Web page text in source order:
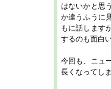
はないかと思
か違うふうに
もに話します
するのも面白
今回も、ニュ
長くなってし